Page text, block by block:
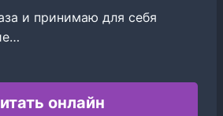
и принимаю для себя
онлайн